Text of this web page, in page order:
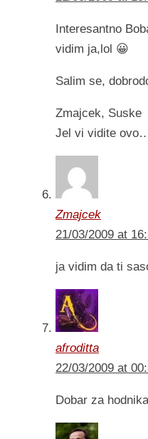
Interesantno
vidim ja,lol 😀
Salim se,
Zmajcek, Suske
Jel vi vidite
Zmajcek
21/03/2009 at
ja vidim da ti
afroditta
22/03/2009 at
Dobar za